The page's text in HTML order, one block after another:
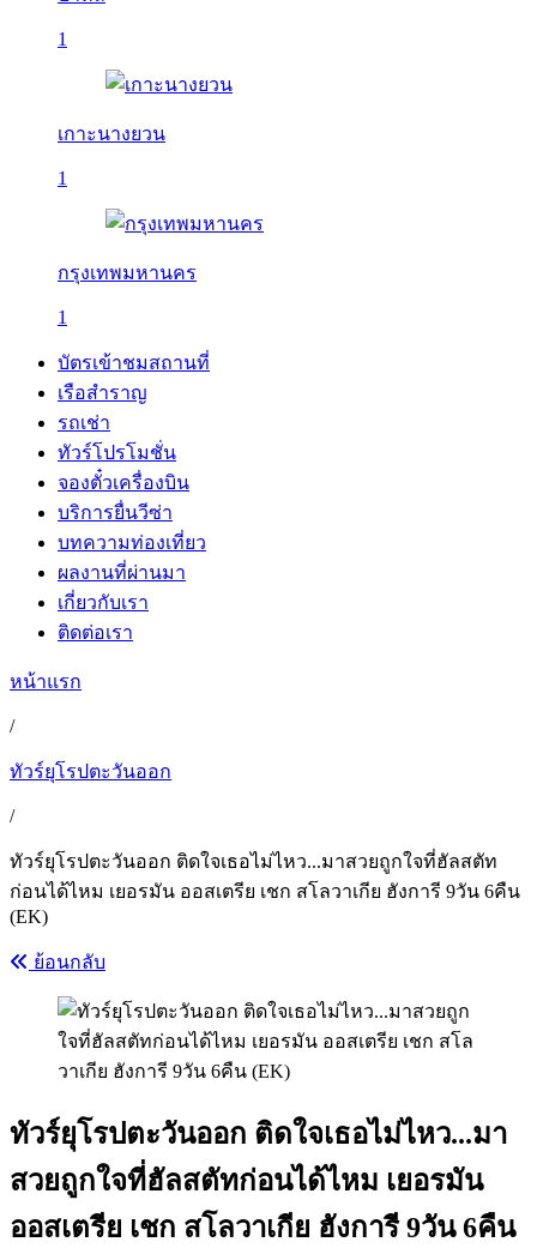
1
เกาะนางยวน
1
กรุงเทพมหานคร
1
บัตรเข้าชมสถานที่
เรือสำราญ
รถเช่า
ทัวร์โปรโมชั่น
จองตั๋วเครื่องบิน
บริการยื่นวีซ่า
บทความท่องเที่ยว
ผลงานที่ผ่านมา
เกี่ยวกับเรา
ติดต่อเรา
หน้าแรก
/
ทัวร์ยุโรปตะวันออก
/
ทัวร์ยุโรปตะวันออก ติดใจเธอไม่ไหว...มาสวยถูกใจที่ฮัลสตัท
ก่อนได้ไหม เยอรมัน ออสเตรีย เชก สโลวาเกีย ฮังการี 9วัน 6คืน
(EK)
ย้อนกลับ
ทัวร์ยุโรปตะวันออก ติดใจเธอไม่ไหว...มา
สวยถูกใจที่ฮัลสตัทก่อนได้ไหม เยอรมัน
ออสเตรีย เชก สโลวาเกีย ฮังการี 9วัน 6คืน